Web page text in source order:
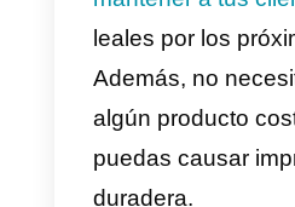
18) Termos
19) Entradas
deporte